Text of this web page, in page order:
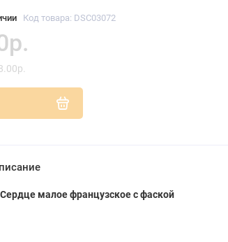
Код товара: DSC03072
малое французское с фаской